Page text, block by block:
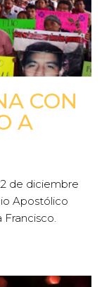
CON
A
de diciembre
Apostólico